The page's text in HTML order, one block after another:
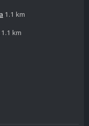
1.1 km
1.1 km